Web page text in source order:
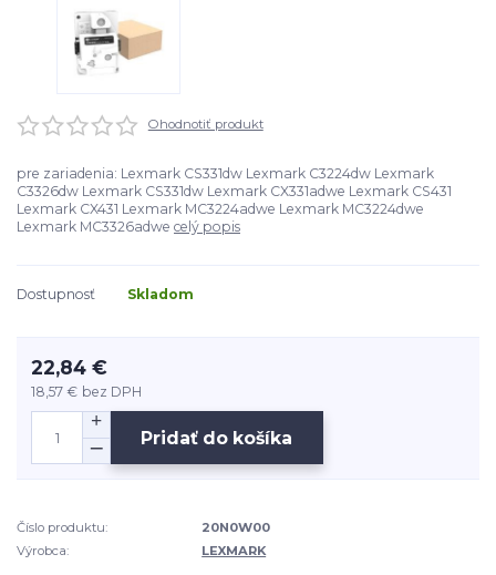
Ohodnotiť produkt
pre zariadenia: Lexmark CS331dw Lexmark C3224dw Lexmark
C3326dw Lexmark CS331dw Lexmark CX331adwe Lexmark CS431
Lexmark CX431 Lexmark MC3224adwe Lexmark MC3224dwe
Lexmark MC3326adwe celý popis
Dostupnosť Skladom
22,84 €
18,57 € bez DPH
Pridať do košíka
Číslo produktu:
20N0W00
Výrobca:
LEXMARK